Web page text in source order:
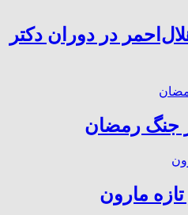
در دوران دکتر
جنگ رمضان
مارون